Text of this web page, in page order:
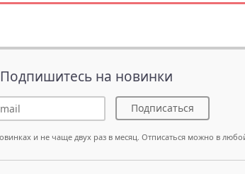
Подпишитесь на новинки
Подписаться
и не чаще двух раз в месяц. Отписаться можно в